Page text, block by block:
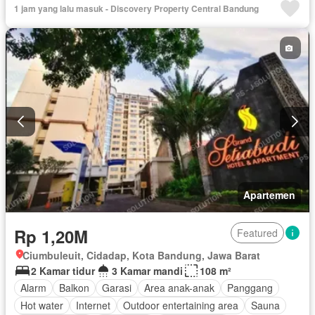
1 jam yang lalu masuk - Discovery Property Central Bandung
Apartemen
Rp 1,20M
Featured
Ciumbuleuit, Cidadap, Kota Bandung, Jawa Barat
2 Kamar tidur
3 Kamar mandi
108 m²
Alarm
Balkon Garasi Area anak-anak
Panggang
Hot water
Internet Outdoor entertaining area
Sauna